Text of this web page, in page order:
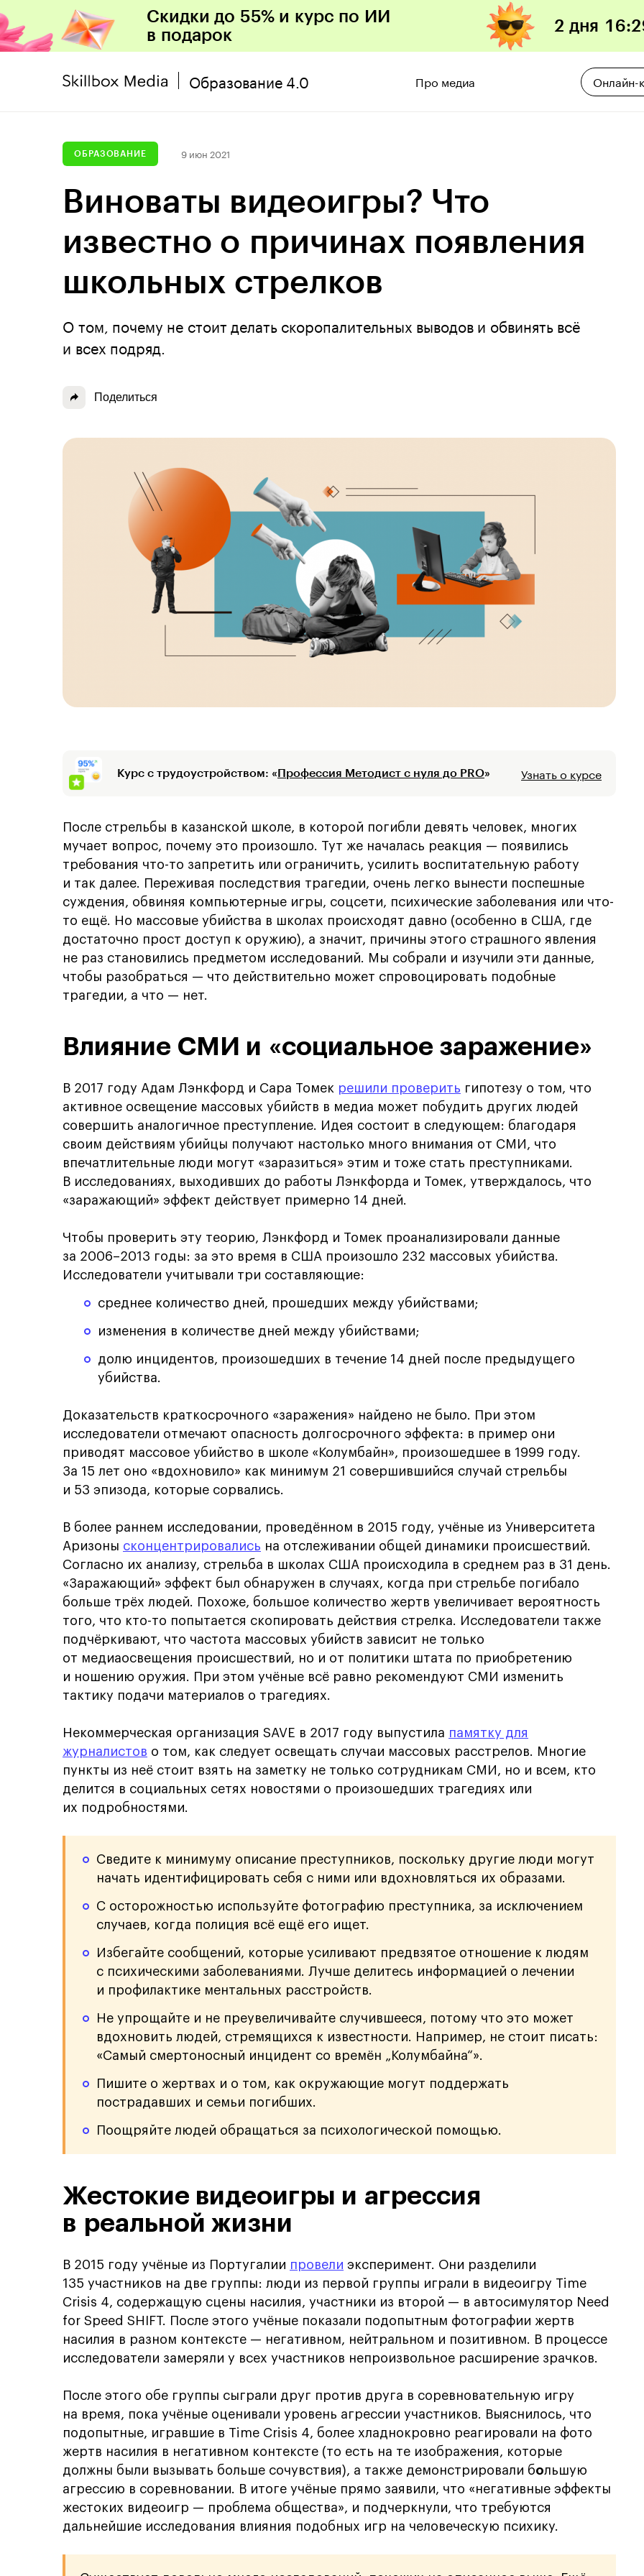
Скидки до 55% и курс по ИИ
в подарок
2 дня 16:
Образование 4.0 Про медиа Онлайн-
ОБРАЗОВАНИЕ 9 июн 2021
Виноваты видеоигры? Что
известно о причинах появления
школьных стрелков
О том, почему не стоит делать скоропалительных выводов и обвинять всё
и всех подряд.
Поделиться
Курс с трудоустройством: « Профессия Методист с нуля до PRO» Узнать о курсе
После стрельбы в казанской школе, в которой погибли девять человек, многих
мучает вопрос, почему это произошло. Тут же началась реакция — появились
требования что-то запретить или ограничить, усилить воспитательную работу
и так далее. Переживая последствия трагедии, очень легко вынести поспешные
суждения, обвиняя компьютерные игры, соцсети, психические заболевания или что-
то ещё. Но массовые убийства в школах происходят давно (особенно в США, где
достаточно прост доступ к оружию), а значит, причины этого страшного явления
не раз становились предметом исследований. Мы собрали и изучили эти данные,
чтобы разобраться — что действительно может спровоцировать подобные
трагедии, а что — нет.
Влияние СМИ и «социальное заражение»
В 2017 году Адам Лэнкфорд и Сара Томек решили проверить гипотезу о том, что
активное освещение массовых убийств в медиа может побудить других людей
совершить аналогичное преступление. Идея состоит в следующем: благодаря
своим действиям убийцы получают настолько много внимания от СМИ, что
впечатлительные люди могут «заразиться» этим и тоже стать преступниками.
В исследованиях, выходивших до работы Лэнкфорда и Томек, утверждалось, что
«заражающий» эффект действует примерно 14 дней.
Чтобы проверить эту теорию, Лэнкфорд и Томек проанализировали данные
за 2006–2013 годы: за это время в США произошло 232 массовых убийства.
Исследователи учитывали три составляющие:
среднее количество дней, прошедших между убийствами;
изменения в количестве дней между убийствами;
долю инцидентов, произошедших в течение 14 дней после предыдущего
убийства.
Доказательств краткосрочного «заражения» найдено не было. При этом
исследователи отмечают опасность долгосрочного эффекта: в пример они
приводят массовое убийство в школе «Колумбайн», произошедшее в 1999 году.
За 15 лет оно «вдохновило» как минимум 21 совершившийся случай стрельбы
и 53 эпизода, которые сорвались.
В более раннем исследовании, проведённом в 2015 году, учёные из Университета
Аризоны сконцентрировались на отслеживании общей динамики происшествий.
Согласно их анализу, стрельба в школах США происходила в среднем раз в 31 день.
«Заражающий» эффект был обнаружен в случаях, когда при стрельбе погибало
больше трёх людей. Похоже, большое количество жертв увеличивает вероятность
того, что кто-то попытается скопировать действия стрелка. Исследователи также
подчёркивают, что частота массовых убийств зависит не только
от медиаосвещения происшествий, но и от политики штата по приобретению
и ношению оружия. При этом учёные всё равно рекомендуют СМИ изменить
тактику подачи материалов о трагедиях.
Некоммерческая организация SAVE в 2017 году выпустила памятку для
журналистов о том, как следует освещать случаи массовых расстрелов. Многие
пункты из неё стоит взять на заметку не только сотрудникам СМИ, но и всем, кто
делится в социальных сетях новостями о произошедших трагедиях или
их подробностями.
Сведите к минимуму описание преступников, поскольку другие люди могут
начать идентифицировать себя с ними или вдохновляться их образами.
С осторожностью используйте фотографию преступника, за исключением
случаев, когда полиция всё ещё его ищет.
Избегайте сообщений, которые усиливают предвзятое отношение к людям
с психическими заболеваниями. Лучше делитесь информацией о лечении
и профилактике ментальных расстройств.
Не упрощайте и не преувеличивайте случившееся, потому что это может
вдохновить людей, стремящихся к известности. Например, не стоит писать:
«Самый смертоносный инцидент со времён „Колумбайна“».
Пишите о жертвах и о том, как окружающие могут поддержать
пострадавших и семьи погибших.
Поощряйте людей обращаться за психологической помощью.
Жестокие видеоигры и агрессия
в реальной жизни
В 2015 году учёные из Португалии провели эксперимент. Они разделили
135 участников на две группы: люди из первой группы играли в видеоигру Time
Crisis 4, содержащую сцены насилия, участники из второй — в автосимулятор Need
for Speed SHIFT. После этого учёные показали подопытным фотографии жертв
насилия в разном контексте — негативном, нейтральном и позитивном. В процессе
исследователи замеряли у всех участников непроизвольное расширение зрачков.
После этого обе группы сыграли друг против друга в соревновательную игру
на время, пока учёные оценивали уровень агрессии участников. Выяснилось, что
подопытные, игравшие в Time Crisis 4, более хладнокровно реагировали на фото
жертв насилия в негативном контексте (то есть на те изображения, которые
должны были вызывать больше сочувствия), а также демонстрировали большую
агрессию в соревновании. В итоге учёные прямо заявили, что «негативные эффекты
жестоких видеоигр — проблема общества», и подчеркнули, что требуются
дальнейшие исследования влияния подобных игр на человеческую психику.